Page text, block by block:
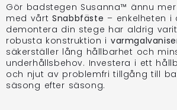
Gör badstegen Susanna™ ännu
med vårtSnabbfäste – enkelheten
demontera din stege har aldrig
robusta konstruktion i
säkerställer lång hållbarhet och
underhållsbehov. Investera i ett
och njut av problemfri tillgång till
säsong efter säsong.